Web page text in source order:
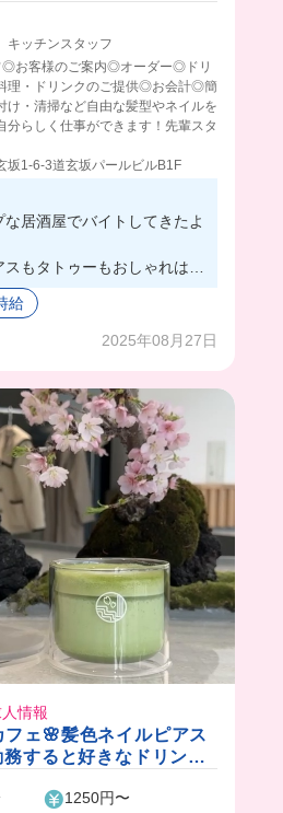
キッチンスタッフ
◎お客様のご案内◎オーダー◎ドリ
理・ドリンクのご提供◎お会計◎簡
・清掃など自由な髪型やネイルを
分らしく仕事ができます！先輩スタ
坂1-6-3道玄坂パールビルB1F
居酒屋でバイトしてきたよ
もタトゥーもおしゃれはな
トさんも超優しくて働きや
給
2025年08月27日
情報
ェ🌸髪色ネイルピアス
すると好きなドリンク
1250円〜